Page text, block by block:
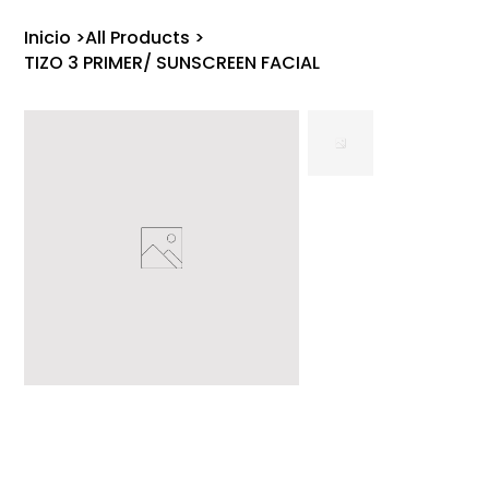
Inicio >All Products >
TIZO 3 PRIMER/ SUNSCREEN FACIAL